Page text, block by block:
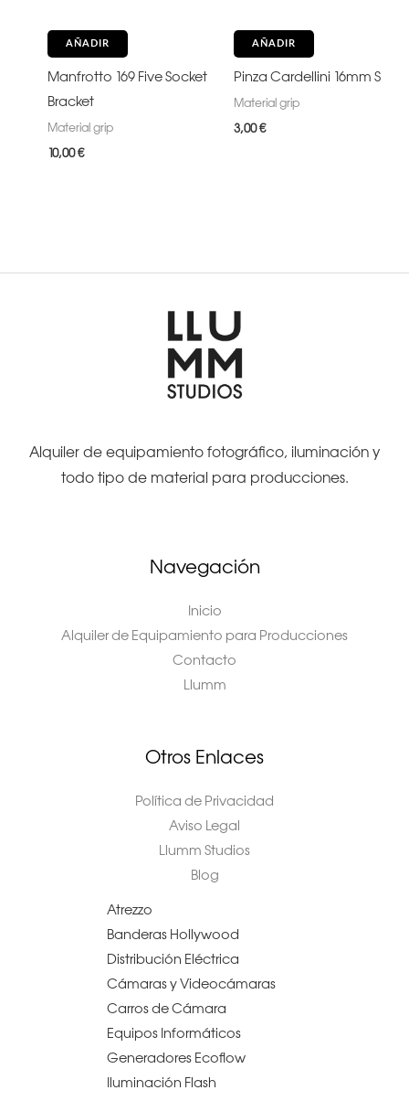
AÑADIR
Manfrotto 169 Five Socket
Bracket
Material grip
10,00€
AÑADIR
Pinza Cardellini 16mm S
Material grip
3,00€
Alquiler de equipamiento fotográfico, iluminación y
todo tipo de material para producciones.
Navegación
Inicio
Alquiler de Equipamiento para Producciones
Contacto
Llumm
Otros Enlaces
Política de Privacidad
Aviso Legal
Llumm Studios
Blog
Atrezzo
Banderas Hollywood
Distribución Eléctrica
Cámaras y Videocámaras
Carros de Cámara
Equipos Informáticos
Generadores Ecoflow
Iluminación Flash